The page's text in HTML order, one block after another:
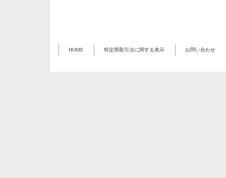
HOME 特定商取引法に関する表示 お問い合わせ